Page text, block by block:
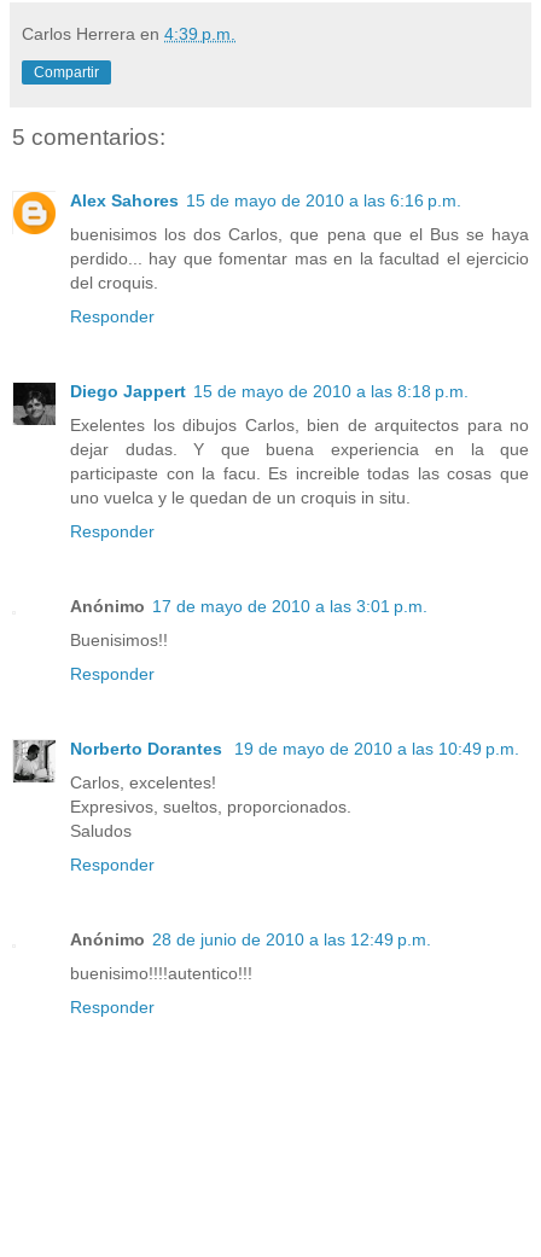
Carlos Herrera en 4:39 p.m.
Compartir
5 comentarios:
Alex Sahores 15 de mayo de 2010 a las 6:16 p.m.
buenisimos los dos Carlos, que pena que el Bus se haya
perdido... hay que fomentar mas en la facultad el ejercicio
del croquis.
Responder
Diego Jappert 15 de mayo de 2010 a las 8:18 p.m.
Exelentes los dibujos Carlos, bien de arquitectos para no
dejar dudas. Y que buena experiencia en la que
participaste con la facu. Es increible todas las cosas que
uno vuelca y le quedan de un croquis in situ.
Responder
Anónimo 17 de mayo de 2010 a las 3:01 p.m.
Buenisimos!!
Responder
Norberto Dorantes
19 de mayo de 2010 a las 10:49 p.m.
Carlos, excelentes!
Expresivos, sueltos, proporcionados.
Saludos
Responder
Anónimo 28 de junio de 2010 a las 12:49 p.m.
buenisimo!!!!autentico!!!
Responder